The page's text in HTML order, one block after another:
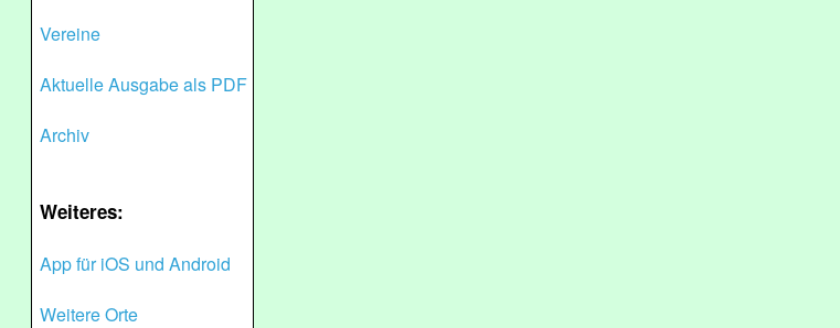
Vereine
Aktuelle Ausgabe als PDF
Archiv
Weiteres:
App für iOS und Android
Weitere Orte